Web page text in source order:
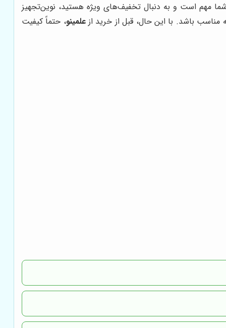
مهم است و به دنبال تخفیف‌های ویژه هستید، نوین‌تجهیز
مناسب باشد. با این حال، قبل از خرید ازعلمینو، حتماً کیفیت